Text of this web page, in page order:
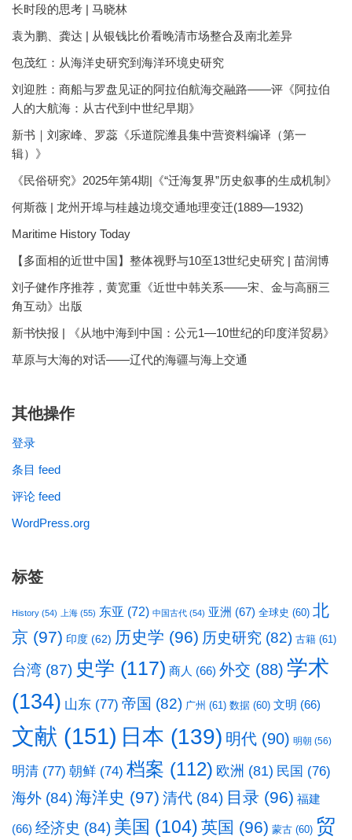
长时段的思考 | 马晓林
袁为鹏、龚达 | 从银钱比价看晚清市场整合及南北差异
包茂红：从海洋史研究到海洋环境史研究
刘迎胜：商船与罗盘见证的阿拉伯航海交融路——评《阿拉伯
人的大航海：从古代到中世纪早期》
新书｜刘家峰、罗蕊《乐道院潍县集中营资料编译（第一
辑）》
《民俗研究》2025年第4期|《“迁海复界”历史叙事的生成机制》
何斯薇 | 龙州开埠与桂越边境交通地理变迁(1889—1932)
Maritime History Today
【多面相的近世中国】整体视野与10至13世纪史研究 | 苗润博
刘子健作序推荐，黄宽重《近世中韩关系——宋、金与高丽三
角互动》出版
新书快报 | 《从地中海到中国：公元1—10世纪的印度洋贸易》
草原与大海的对话——辽代的海疆与海上交通
其他操作
登录
条目 feed
评论 feed
WordPress.org
标签
History (54) 上海 (55) 东亚 (72) 中国古代 (54) 亚洲 (67) 全球史 (60) 北
京 (97) 印度 (62) 历史学 (96) 历史研究 (82) 古籍 (61)
台湾 (87) 史学 (117) 商人 (66) 外交 (88) 学术
(134) 山东 (77) 帝国 (82) 广州 (61) 数据 (60) 文明 (66)
文献 (151) 日本 (139) 明代 (90) 明朝 (56)
明清 (77) 朝鲜 (74) 档案 (112) 欧洲 (81) 民国 (76)
海外 (84)海洋史 (97) 清代 (84) 目录 (96) 福建
(66) 经济史 (84) 美国 (104) 英国 (96) 蒙古 (60) 贸